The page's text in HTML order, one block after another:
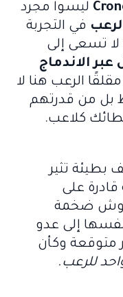
ليسوا مجرد
في التجربة
تسعى إلى
عبر الاندماج
الرعب هنا لا
بل من قدرتهم
كلاعب.
بطيئة تثير
على
ضخمة
نفسها إلى عدو
وكأن
للرعب.